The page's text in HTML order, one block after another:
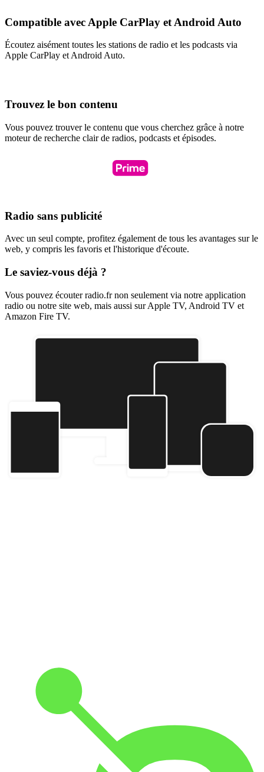
Compatible avec Apple CarPlay et Android Auto
Écoutez aisément toutes les stations de radio et les podcasts via
Apple CarPlay et Android Auto.
Trouvez le bon contenu
Vous pouvez trouver le contenu que vous cherchez grâce à notre
moteur de recherche clair de radios, podcasts et épisodes.
Radio sans publicité
Avec un seul compte, profitez également de tous les avantages sur le
web, y compris les favoris et l'historique d'écoute.
Le saviez-vous déjà ?
Vous pouvez écouter radio.fr non seulement via notre application
radio ou notre site web, mais aussi sur Apple TV, Android TV et
Amazon Fire TV.